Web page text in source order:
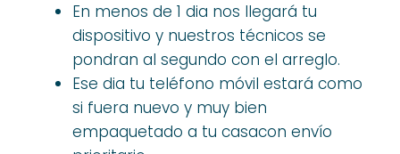
En menos de 1 dia nos llegará tu
dispositivo y nuestros técnicos se
pondran al segundo con el arreglo.
Ese dia tu teléfono móvil estará como
si fuera nuevo y muy bien
empaquetado a tu casacon envío